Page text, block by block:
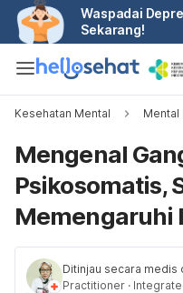
Waspadai
Sekarang!
Kesehatan Mental Mental
Mengenal
Psikosomatis,
Memengaruhi
Ditinjau secara medis
Practitioner ·